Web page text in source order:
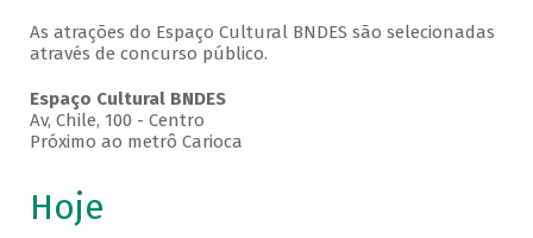
As atrações do Espaço Cultural BNDES são selecionadas
através de concurso público.
Espaço Cultural BNDES
Av, Chile, 100 - Centro
Próximo ao metrô Carioca
Hoje